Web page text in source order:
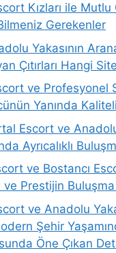
Kızları ile
Gerekenler
Yakasının
Çıtırları Hangi
ve Profesyonel
Yanında
Escort ve Anadolu
Ayrıcalıklı
ve Bostancı
ve Prestijin
ve Anadolu
Şehir
Öne Çıkan